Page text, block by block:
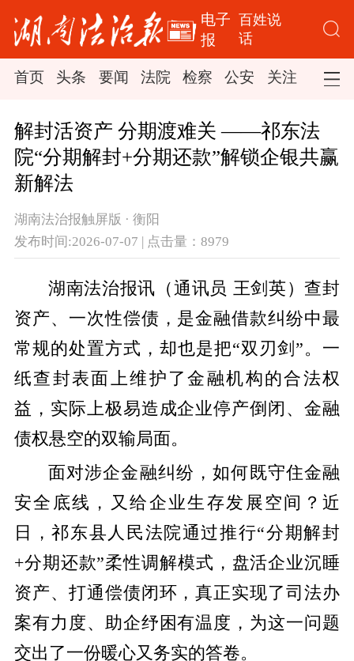
电子
报
百姓说
话
首页 头条 要闻 法院 检察 公安 关注 司法
解封活资产 分期渡难关 ——祁东法
院“分期解封+分期还款”解锁企银共赢
新解法
湖南法治报触屏版 · 衡阳
发布时间:2026-07-07 | 点击量：8979
湖南法治报讯（通讯员 王剑英）查封
资产、一次性偿债，是金融借款纠纷中最
常规的处置方式，却也是把“双刃剑”。一
纸查封表面上维护了金融机构的合法权
益，实际上极易造成企业停产倒闭、金融
债权悬空的双输局面。
面对涉企金融纠纷，如何既守住金融
安全底线，又给企业生存发展空间？近
日，祁东县人民法院通过推行“分期解封
+分期还款”柔性调解模式，盘活企业沉睡
资产、打通偿债闭环，真正实现了司法办
案有力度、助企纾困有温度，为这一问题
交出了一份暖心又务实的答卷。